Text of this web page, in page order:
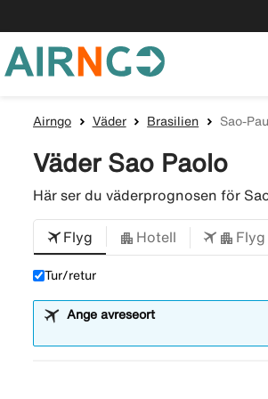
Airngo Väder Brasilien Sao-
Väder Sao Paolo
Här ser du väderprognosen för
Flyg Hotell Flyg
Tur/retur
Ange avreseort